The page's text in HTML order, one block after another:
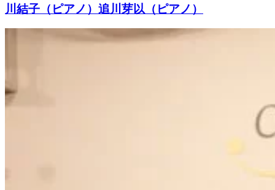
川結子（ピアノ）追川芽以（ピアノ）